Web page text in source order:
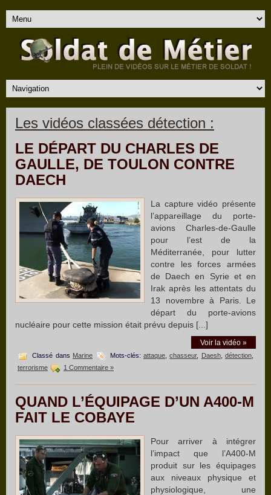
Les vidéos classées détection :
LE DÉPART DU CHARLES DE
GAULLE, DE TOULON CONTRE
DAECH
La capture vidéo présente
l’appareillage du porte-
avions Charles-de-Gaulle
pour l’est de la
Méditerranée, pour lutter
contre les forces armées
de Daech en Syrie et en
Irak après les attentats du
13 novembre à Paris. Le
départ du porte-avions
nucléaire pour cette mission était prévu depuis [...]
Voir la vidéo »
Classé dans Marine Mots-clés:attaque ,chasseur, Daesh,détection
terrorisme
1 Commentaire »
QUAND L’ÉQUIPAGE D’UN A400-M
FAIT LE COBAYE
Pour arriver à intégrer
l’impact que l’A400-M
produit sur les équipages
aux niveaux physique et
physiologique, une